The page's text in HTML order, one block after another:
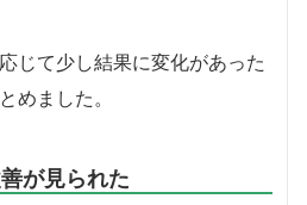
じて少し結果に変化があった
めました。
が見られた